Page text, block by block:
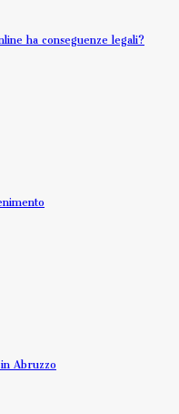
ha conseguenze legali?
Abruzzo